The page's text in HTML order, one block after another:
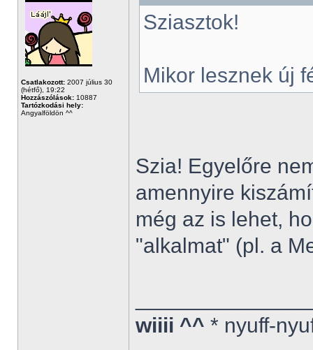
Csatlakozott: 2007 július 30
(hétfő), 19:22
Hozzászólások: 10887
Tartózkodási hely:
Angyalföldön ^^
Sziasztok!
Mikor lesznek új
Szia! Egyelőre
amennyire
még az is lehet,
"alkalmat" (pl. a
wiiii ^^ * nyuff-